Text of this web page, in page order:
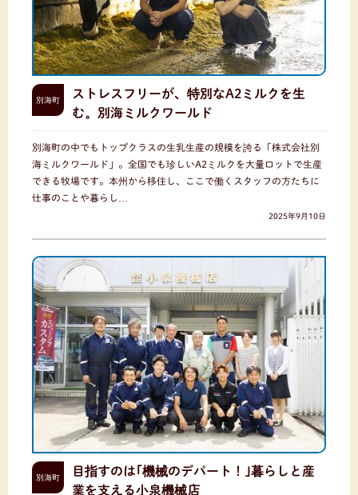
別海町
ストレスフリーが、特別なA2ミルクを生
む。別海ミルクワールド
別海町の中でもトップクラスの生乳生産の規模を誇る「株式会社別
海ミルクワールド」。全国でも珍しいA2ミルクを大量ロットで生産
できる牧場です。本州から移住し、ここで働くスタッフの方たちに
仕事のことや暮らし…
2025年9月10日
別海町
目指すのは｢機械のデパート！｣暮らしと産
業を支える小泉機械店